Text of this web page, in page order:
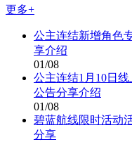
更多+
公主连结新增角色
享介绍
01/08
公主连结1月10日
公告分享介绍
01/08
碧蓝航线限时活动
分享